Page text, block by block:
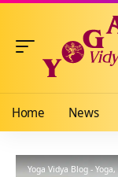
Home News
Yoga Vidya Blog -